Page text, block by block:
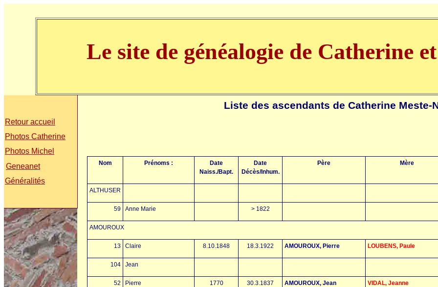
Le site de généalogie de Catherine
Retour accueil
Photos Catherine
Photos Michel
Geneanet
Généralités
Liste des ascendants de Catherine Meste-
Nom Prénoms :
Date
Naiss./Bapt.
Date
Décès/Inhum.
Père Mère
ALTHUSER
59 Anne Marie > 1822
AMOUROUX
13 Claire 8.10.1848 18.3.1922 AMOUROUX, Pierre LOUBENS, Paule
104 Jean
52 Pierre 1770 30.3.1837 AMOUROUX, Jean VIDAL, Jeanne